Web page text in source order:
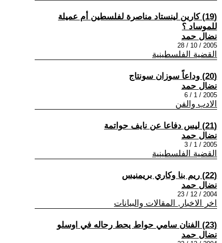
(19) كارين لينستاد مناصرة لفلسطين أم عميلة
للموساد ؟
نضال حمد
2005 / 10 / 28
القضية الفلسطينية
(20) وداعاً سوزان سونتاج
نضال حمد
2005 / 1 / 6
الادب والفن
(21) ليس دفاعا عن نايف حواتمة
نضال حمد
2005 / 1 / 3
القضية الفلسطينية
(22) ريم بنا وكاري بريمنيس
نضال حمد
2004 / 12 / 23
اخر الاخبار, المقالات والبيانات
(23) الفنان سامي حواط يحط رحاله في اوسلو
نضال حمد